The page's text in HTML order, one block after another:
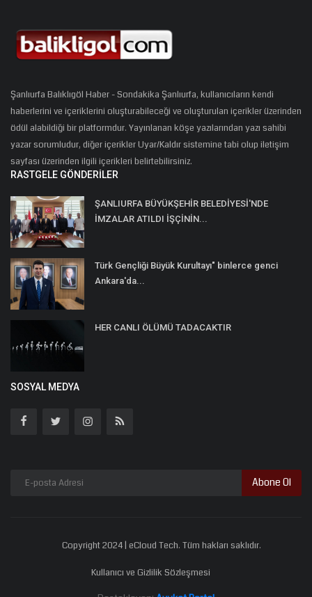
Şanlıurfa Balıklıgöl Haber - Sondakika Şanlıurfa, kullanıcıların kendi
haberlerini ve içeriklerini oluşturabileceği ve oluşturulan içerikler üzerinden
ödül alabildiği bir platformdur. Yayınlanan köşe yazılarından yazı sahibi
yazar sorumludur, diğer içerikler Uyar/Kaldır sistemine tabi olup iletişim
sayfası üzerinden ilgili içerikleri belirtebilirsiniz.
RASTGELE GÖNDERILER
ŞANLIURFA BÜYÜKŞEHİR BELEDİYESİ'NDE
İMZALAR ATILDI İŞÇİNİN...
Türk Gençliği Büyük Kurultayı" binlerce genci
Ankara'da...
HER CANLI ÖLÜMÜ TADACAKTIR
SOSYAL MEDYA
Abone Ol
Copyright 2024 | eCloud Tech. Tüm hakları saklıdır.
Kullanıcı ve Gizlilik Sözleşmesi